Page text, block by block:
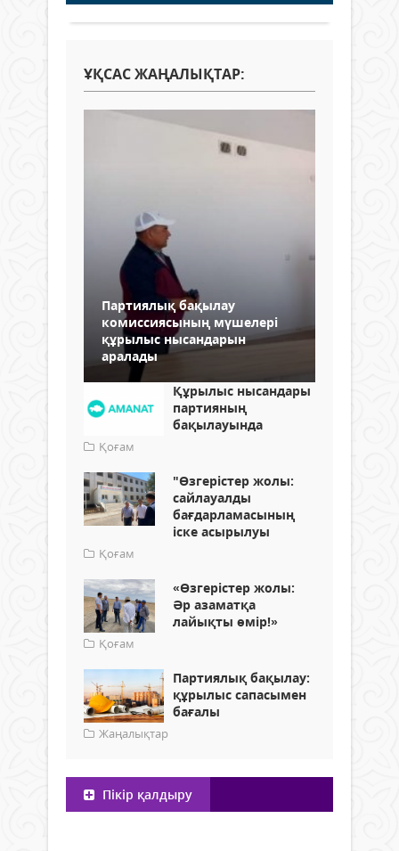
ҰҚСАС ЖАҢАЛЫҚТАР:
Партиялық бақылау
комиссиясының мүшелері
құрылыс нысандарын
аралады
Құрылыс нысандары
партияның
бақылауында
Қоғам
"Өзгерістер жолы:
сайлауалды
бағдарламасының
іске асырылуы
Қоғам
«Өзгерістер жолы:
Әр азаматқа
лайықты өмір!»
Қоғам
Партиялық бақылау:
құрылыс сапасымен
бағалы
Жаңалықтар
Пікір қалдыру